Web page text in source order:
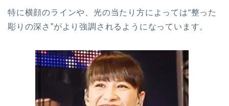
特に横顔のラインや、光の当たり方によっては“整った
彫りの深さ”がより強調されるようになっています。